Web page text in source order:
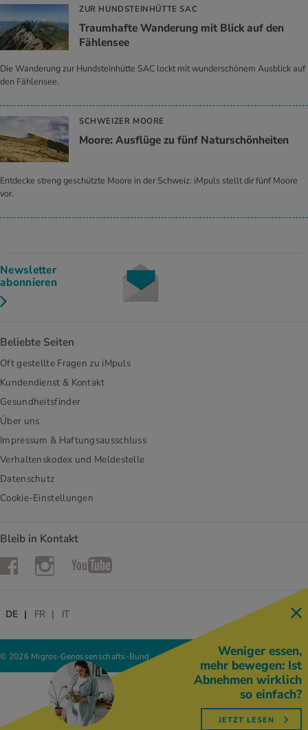
ZUR HUNDSTEINHÜTTE SAC
Traumhafte Wanderung mit Blick auf den
Fählensee
Die Wanderung zur Hundsteinhütte SAC lockt mit wunderschönem Ausblick auf
den Fählensee.
SCHWEIZER MOORE
Moore: Ausflüge zu fünf Naturschönheiten
Entdecke streng geschützte Moore in der Schweiz: iMpuls stellt dir fünf Moore
vor.
Newsletter
abonnieren
Beliebte Seiten
Oft gestellte Fragen zu iMpuls
Kundendienst & Kontakt
Gesundheitsfinder
Über uns
Impressum & Haftungsausschluss
Verhaltenskodex und Meldestelle
Datenschutz
Cookie-Einstellungen
Bleib in Kontakt
FacebookInstagramYouTube
© 2026 Migros-Genossenschafts-Bund
DE FR IT
Weniger essen,
mehr bewegen: Ist
Abnehmen wirklich
so einfach?
JETZT LESEN